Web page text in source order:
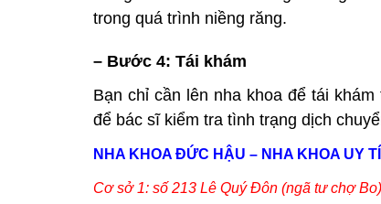
trong quá trình niềng răng.
– Bước 4: Tái khám
Bạn chỉ cần lên nha khoa để tái
để bác sĩ kiểm tra tình trạng dịch
NHA KHOA ĐỨC HẬU – NHA KHOA UY
Cơ sở 1: số 213 Lê Quý Đôn (ngã tư chợ